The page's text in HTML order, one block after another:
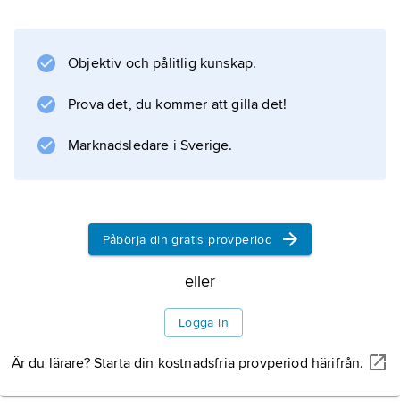
eftersom dessa bildas av dubbelt så mycket
neutrala salter; därav namn som
natriumbikarbonat
. Enligt modern kemisk nomenklatur ska
dessa heta natriumvätekarbonat, -vätesulfat, -
Information om artikeln
Objektiv och pålitlig kunskap.
Prova det, du kommer att gilla det!
Marknadsledare i Sverige.
Påbörja din gratis provperiod
eller
Logga in
Är du lärare? Starta din kostnadsfria provperiod härifrån.